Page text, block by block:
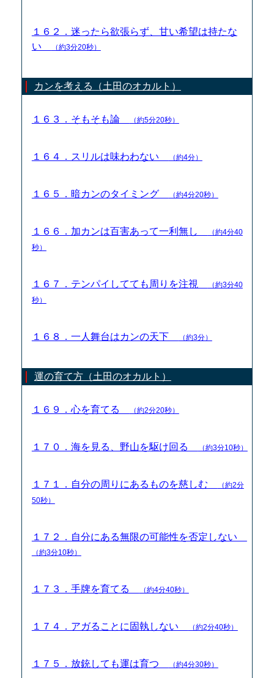
１６２．迷ったら欲張らず、甘い希望は持たな
い
（約3分20秒）
カンを考える（土田のオカルト）
１６３．そもそも論 （約5分20秒）
１６４．スリルは味わわない （約4分）
１６５．暗カンのタイミング （約4分20秒）
１６６．加カンは百害あって一利無し
（約4分40
秒）
１６７．テンパイしてても周りを注視
（約3分40
秒）
１６８．一人舞台はカンの天下 （約3分）
運の育て方（土田のオカルト）
１６９．心を育てる （約2分20秒）
１７０．海を見る、野山を駆け回る （約3分10秒）
１７１．自分の周りにあるものを慈しむ
（約2分
50秒）
１７２．自分にある無限の可能性を否定しない
（約3分10秒）
１７３．手牌を育てる （約4分40秒）
１７４．アガることに固執しない （約2分40秒）
１７５．放銃しても運は育つ （約4分30秒）